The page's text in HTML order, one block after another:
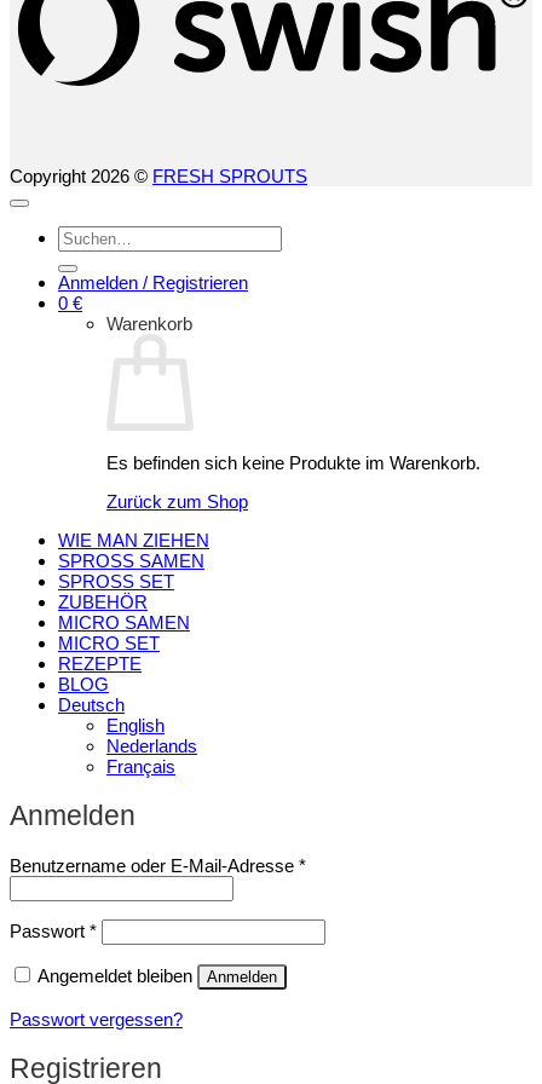
Copyright 2026 © FRESH SPROUTS
Suchen
nach:
Anmelden / Registrieren
0 €
Warenkorb
Es befinden sich keine Produkte im Warenkorb.
Zurück zum Shop
WIE MAN ZIEHEN
SPROSS SAMEN
SPROSS SET
ZUBEHÖR
MICRO SAMEN
MICRO SET
REZEPTE
BLOG
Deutsch
English
Nederlands
Français
Anmelden
Benutzername oder E-Mail-Adresse *Erforderlich
Passwort *Erforderlich
Angemeldet bleiben Anmelden
Passwort vergessen?
Registrieren